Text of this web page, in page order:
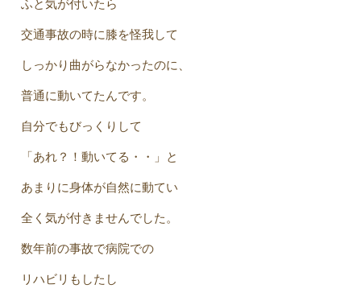
ふと気が付いたら
交通事故の時に膝を怪我して
しっかり曲がらなかったのに、
普通に動いてたんです。
自分でもびっくりして
「あれ？！動いてる・・」と
あまりに身体が自然に動てい
全く気が付きませんでした。
数年前の事故で病院での
リハビリもしたし